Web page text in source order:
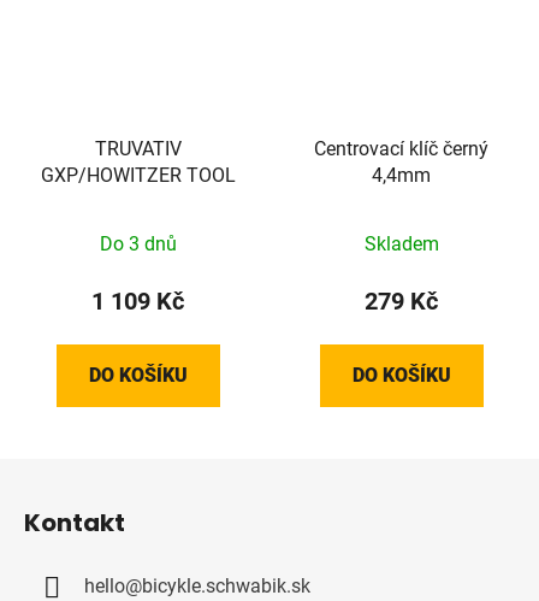
TRUVATIV
GXP/HOWITZER TOOL
Do 3 dnů
1 109 Kč
DO KOŠÍKU
Centrovací klíč černý
4,4mm
Skladem
279 Kč
DO KOŠÍKU
Kontakt
hello@bicykle.schwabik.sk